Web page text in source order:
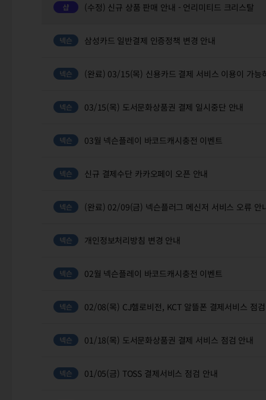
(수정) 신규 상품 판매 안내 - 언리미티드 크리스탈
삼성카드 일반결제 인증정책 변경 안내
(완료) 03/15(목) 신용카드 결제 서비스 이용이 가능
03/15(목) 도서문화상품권 결제 일시중단 안내
03월 넥슨플레이 바코드캐시충전 이벤트
신규 결제수단 카카오페이 오픈 안내
(완료) 02/09(금) 넥슨플러그 메신저 서비스 오류 안
개인정보처리방침 변경 안내
02월 넥슨플레이 바코드캐시충전 이벤트
02/08(목) CJ헬로비전, KCT 알뜰폰 결제서비스 점
01/18(목) 도서문화상품권 결제 서비스 점검 안내
01/05(금) TOSS 결제서비스 점검 안내